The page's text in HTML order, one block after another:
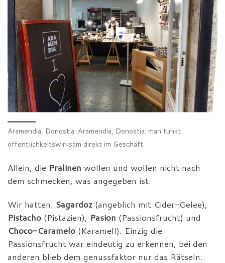
Aramendia, Donostia: Aramendia, Donostia: man tunkt
öffentlichkeitswirksam direkt im Geschäft
Allein, die Pralinen wollen und wollen nicht nach
dem schmecken, was angegeben ist.
Wir hatten: Sagardoz (angeblich mit Cider-Gelee),
Pistacho (Pistazien), Pasion (Passionsfrucht) und
Choco-Caramelo (Karamell). Einzig die
Passionsfrucht war eindeutig zu erkennen, bei den
anderen blieb dem genussfaktor nur das Rätseln.